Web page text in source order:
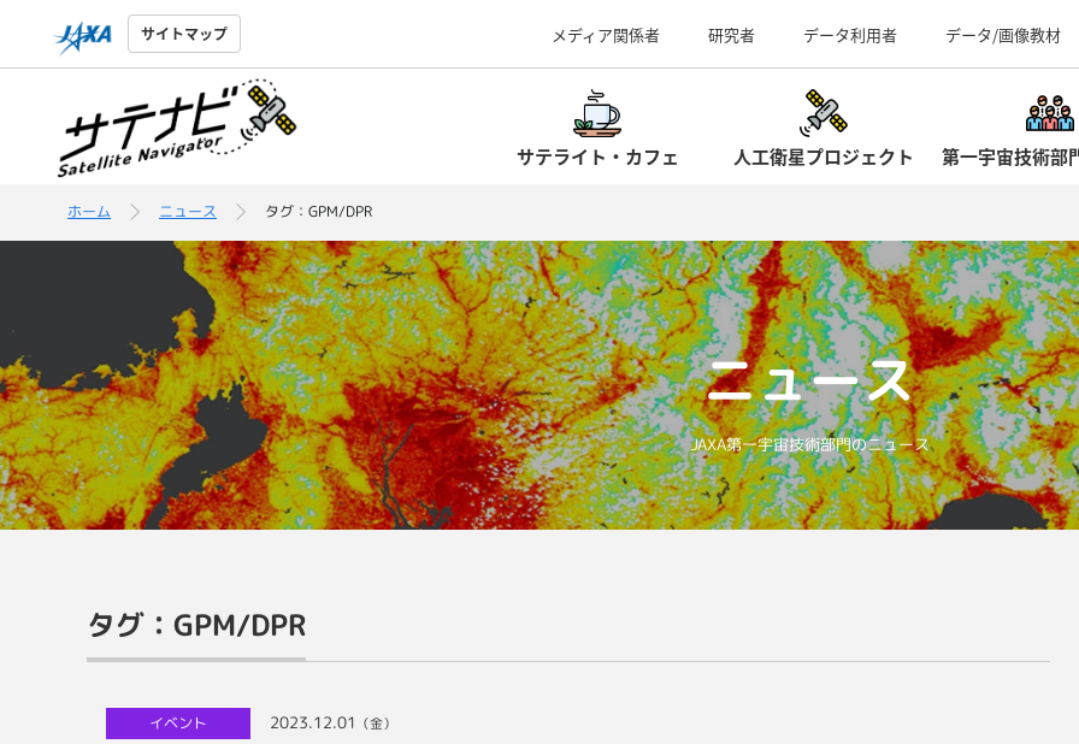
サイトマップ メディア関係者 研究者 データ利用者 データ/画像教材
サテライト・カフェ 人工衛星プロジェクト 第一宇宙技術部
ホーム ニュース タグ：GPM/DPR
ニュース
JAXA第一宇宙技術部門のニュース
タグ：GPM/DPR
イベント 2023.12.01 （金）